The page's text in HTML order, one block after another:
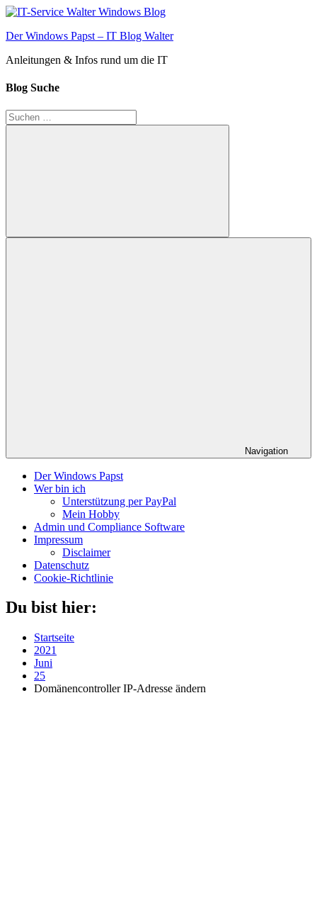
Zum
springen
Der Windows Papst – IT Blog Walter
Anleitungen & Infos rund um die IT
Blog Suche
Suchen
nach:
Suchen
Navigation
Der Windows Papst
Wer bin ich
Unterstützung per PayPal
Mein Hobby
Admin und Compliance Software
Impressum
Disclaimer
Datenschutz
Cookie-Richtlinie
Du bist hier:
Startseite
2021
Juni
25
Domänencontroller IP-Adresse ändern